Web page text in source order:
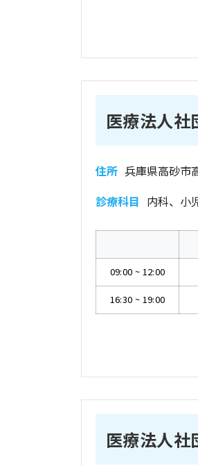
医療法人
住所 兵庫県高砂市
診療科目 内科、小
09:00 ~ 12:00
16:30 ~ 19:00
医療法人